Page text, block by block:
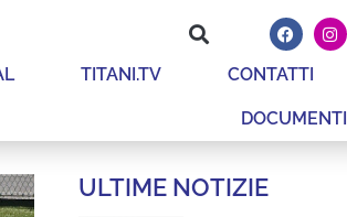
TITANI.TV CONTATTI
DOCUMENTI
ULTIME NOTIZIE